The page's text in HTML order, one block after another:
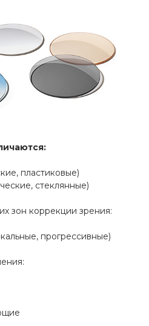
пластиковые)
стеклянные)
зон коррекции зрения:
прогрессивные)